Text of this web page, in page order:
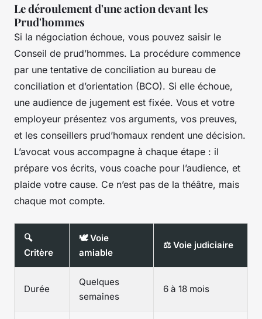
Le déroulement d'une action devant les
Prud'hommes
Si la négociation échoue, vous pouvez saisir le
Conseil de prud’hommes. La procédure commence
par une tentative de conciliation au bureau de
conciliation et d’orientation (BCO). Si elle échoue,
une audience de jugement est fixée. Vous et votre
employeur présentez vos arguments, vos preuves,
et les conseillers prud’homaux rendent une décision.
L’avocat vous accompagne à chaque étape : il
prépare vos écrits, vous coache pour l’audience, et
plaide votre cause. Ce n’est pas de la théâtre, mais
chaque mot compte.
🔍
Critère
🕊️ Voie
amiable
⚖️ Voie judiciaire
Durée
Quelques
semaines
6 à 18 mois